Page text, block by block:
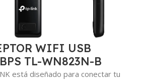
WIFI USB
TL-WN823N-B
está diseñado para conectar tu